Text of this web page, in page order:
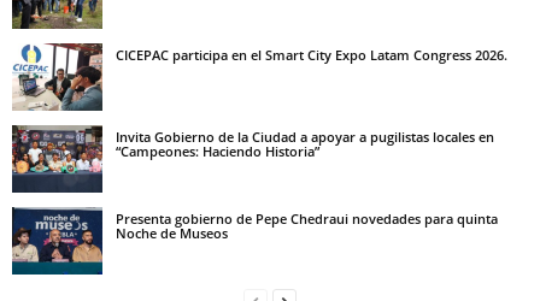
CICEPAC participa en el Smart City Expo Latam Congress 2026.
Invita Gobierno de la Ciudad a apoyar a pugilistas locales en
“Campeones: Haciendo Historia”
Presenta gobierno de Pepe Chedraui novedades para quinta
Noche de Museos